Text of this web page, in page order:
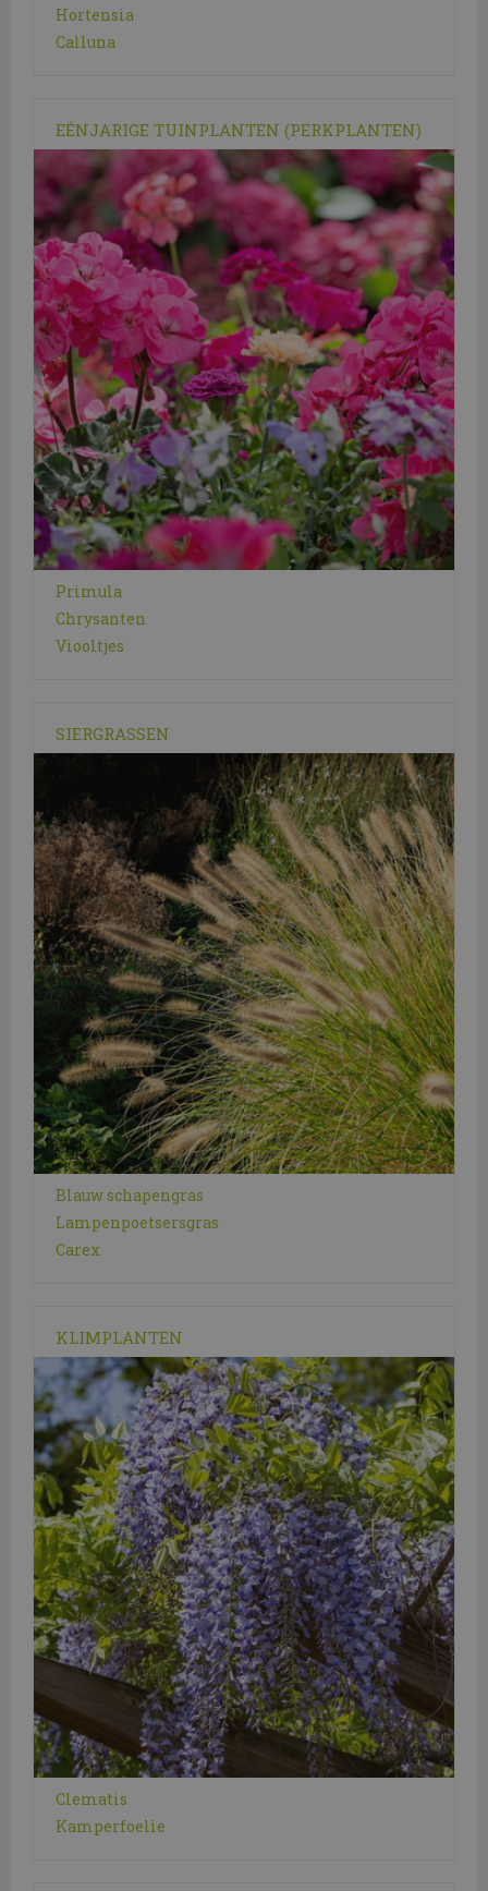
Hortensia
Calluna
EÉNJARIGE TUINPLANTEN (PERKPLANTEN)
Primula
Chrysanten
Viooltjes
SIERGRASSEN
Blauw schapengras
Lampenpoetsersgras
Carex
KLIMPLANTEN
Clematis
Kamperfoelie